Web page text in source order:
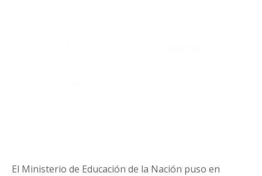
El Ministerio de Educación de la Nación puso en